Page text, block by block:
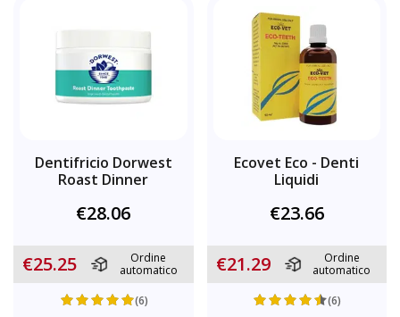
Dentifricio Dorwest
Roast Dinner
€28.06
€25.25
Ordine
automatico
(6)
Ecovet Eco - Denti
Liquidi
€23.66
€21.29
Ordine
automatico
(6)